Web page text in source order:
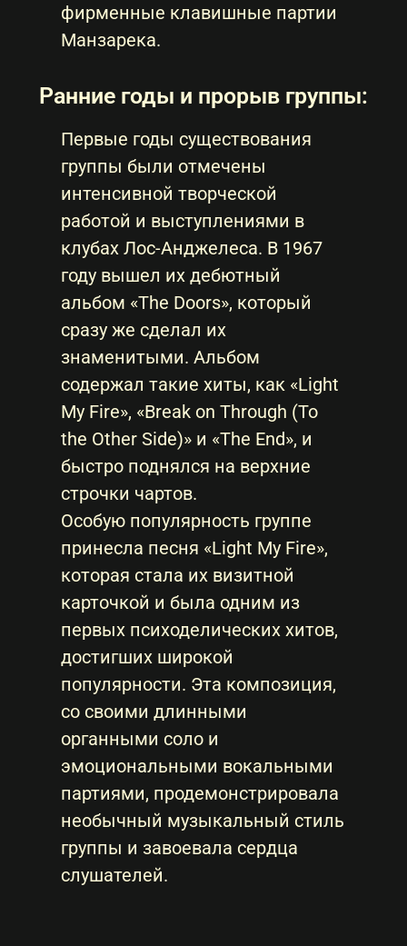
фирменные клавишные партии
Манзарека.
Ранние годы и прорыв группы:
Первые годы существования
группы были отмечены
интенсивной творческой
работой и выступлениями в
клубах Лос-Анджелеса. В 1967
году вышел их дебютный
альбом «The Doors», который
сразу же сделал их
знаменитыми. Альбом
содержал такие хиты, как «Light
My Fire», «Break on Through (To
the Other Side)» и «The End», и
быстро поднялся на верхние
строчки чартов.
Особую популярность группе
принесла песня «Light My Fire»,
которая стала их визитной
карточкой и была одним из
первых психоделических хитов,
достигших широкой
популярности. Эта композиция,
со своими длинными
органными соло и
эмоциональными вокальными
партиями, продемонстрировала
необычный музыкальный стиль
группы и завоевала сердца
слушателей.